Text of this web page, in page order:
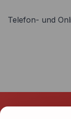
Telefon- und